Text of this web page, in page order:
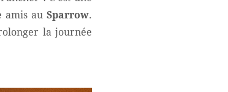
amis au Sparrow.
la journée